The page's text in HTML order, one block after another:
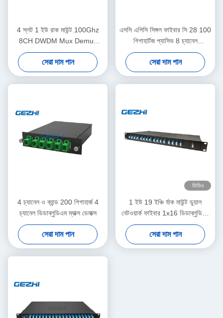
4 স্লট 1 ইউ রাক মাউন্ট 100Ghz
8CH DWDM Mux Demux
মডিউল
সেরা দাম পান
এসসি এপিসি সিঙ্গল ফাইবার সি 28 100
গিগাহার্টজ প্যাসিভ 8 চ্যানেল
ডিডব্লিউএম মুক্স
সেরা দাম পান
4 চ্যানেল ও ব্যান্ড 200 গিগাহার্জ 4
চ্যানেল ডিডাব্লুডিএম ম্যাক্স ডেমাক্স
সেরা দাম পান
ভিডিও
1 ইউ 19 ইঞ্চি র্যাক মাউন্ট ডুয়াল
নেটওয়ার্ক ফাইবার 1x16 ডিডাব্লুডিএম
ম্যাক্স ডেমাক্স
সেরা দাম পান